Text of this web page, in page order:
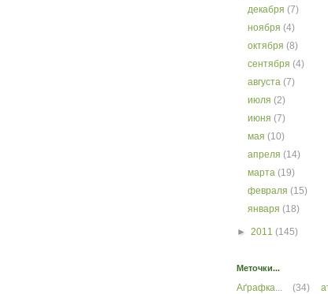
декабря(7)
ноября(4)
октября(8)
сентября(4)
августа(7)
июля(2)
июня(7)
мая(10)
апреля(14)
марта(19)
февраля(15)
января(18)
► 2011 (145)
Меточки...
Аґрафка... (34)